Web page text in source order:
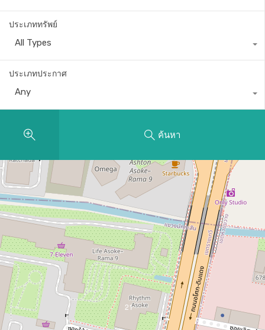
ประเภททรัพย์
All Types
ประเภทประกาศ
Any
ค้นหา
21